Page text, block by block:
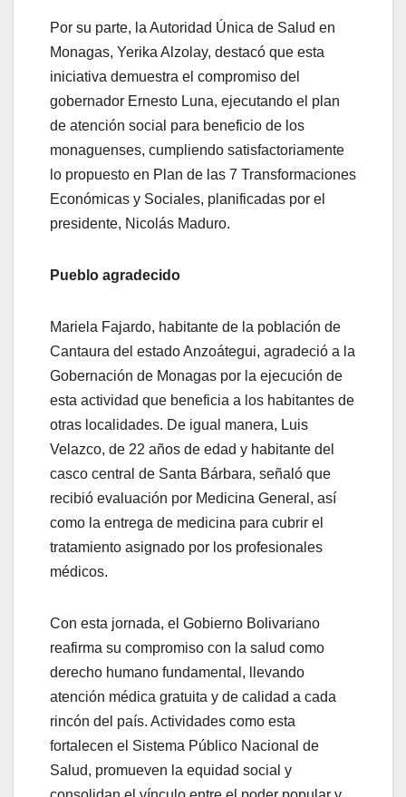
Por su parte, la Autoridad Única de Salud en
Monagas, Yerika Alzolay, destacó que esta
iniciativa demuestra el compromiso del
gobernador Ernesto Luna, ejecutando el plan
de atención social para beneficio de los
monaguenses, cumpliendo satisfactoriamente
lo propuesto en Plan de las 7 Transformaciones
Económicas y Sociales, planificadas por el
presidente, Nicolás Maduro.
Pueblo agradecido
Mariela Fajardo, habitante de la población de
Cantaura del estado Anzoátegui, agradeció a la
Gobernación de Monagas por la ejecución de
esta actividad que beneficia a los habitantes de
otras localidades. De igual manera, Luis
Velazco, de 22 años de edad y habitante del
casco central de Santa Bárbara, señaló que
recibió evaluación por Medicina General, así
como la entrega de medicina para cubrir el
tratamiento asignado por los profesionales
médicos.
Con esta jornada, el Gobierno Bolivariano
reafirma su compromiso con la salud como
derecho humano fundamental, llevando
atención médica gratuita y de calidad a cada
rincón del país. Actividades como esta
fortalecen el Sistema Público Nacional de
Salud, promueven la equidad social y